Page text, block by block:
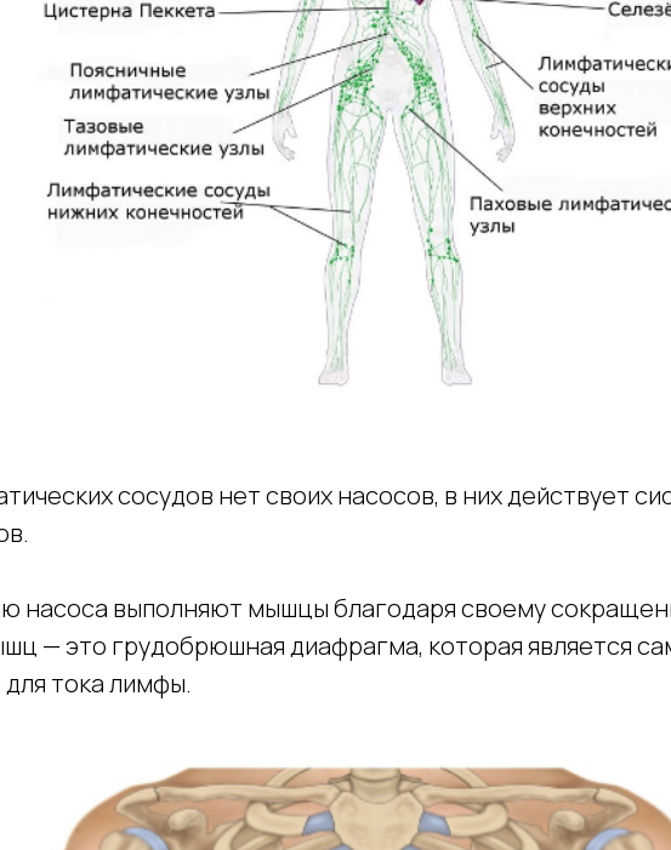
сосудов нет своих насосов, в них действует
насоса выполняют мышцы благодаря своему
— это грудобрюшная диафрагма, которая является
тока лимфы.